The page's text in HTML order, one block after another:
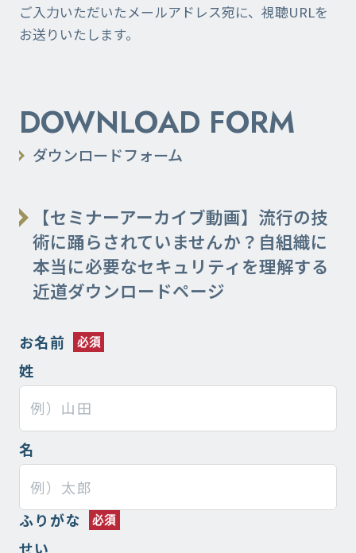
ご入力いただいたメールアドレス宛に、視聴URLを
お送りいたします。
DOWNLOAD FORM
ダウンロードフォーム
【セミナーアーカイブ動画】流行の技
術に踊らされていませんか？自組織に
本当に必要なセキュリティを理解する
近道​ダウンロードページ
お名前
姓
名
ふりがな
せい